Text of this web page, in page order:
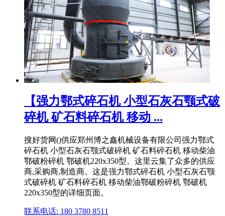
【强力鄂式碎石机 小型石灰石颚式破
碎机 矿石料碎石机 移动 ...
搜好货网()供应郑州博之鑫机械设备有限公司强力鄂式
碎石机 小型石灰石颚式破碎机 矿石料碎石机 移动柴油
鄂破粉碎机 鄂破机220x350型。这里云集了众多的供应
商,采购商,制造商。这是强力鄂式碎石机 小型石灰石颚
式破碎机 矿石料碎石机 移动柴油鄂破粉碎机 鄂破机
220x350型的详细页面。
联系电话: 180 3780 8511